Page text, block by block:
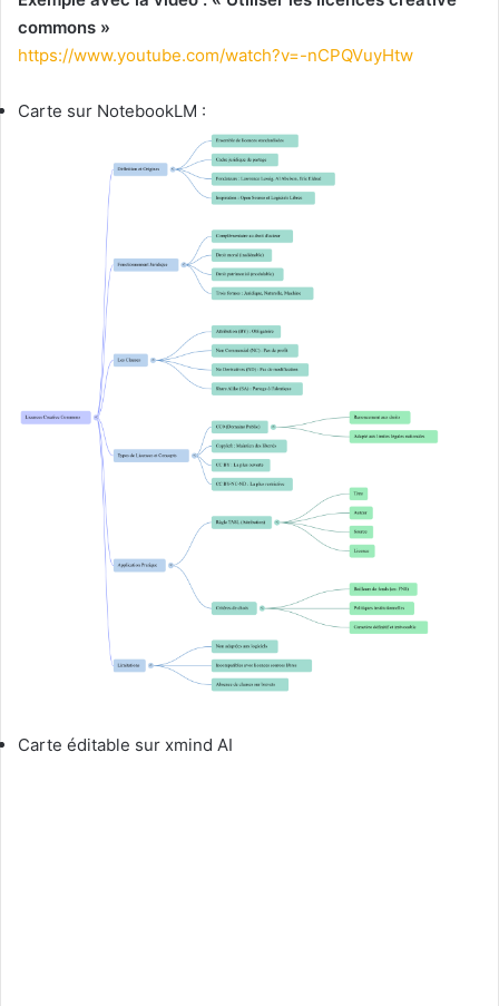
commons »
https://www.youtube.com/watch?v=-nCPQVuyHtw
Carte sur NotebookLM :
Carte éditable sur xmind AI